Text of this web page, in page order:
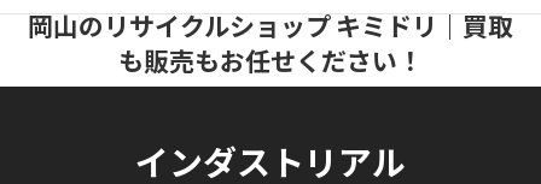
コ
ン
ナ
ー
岡山のリサイクルショップ キミドリ｜買取
も販売もお任せください！
インダストリアル